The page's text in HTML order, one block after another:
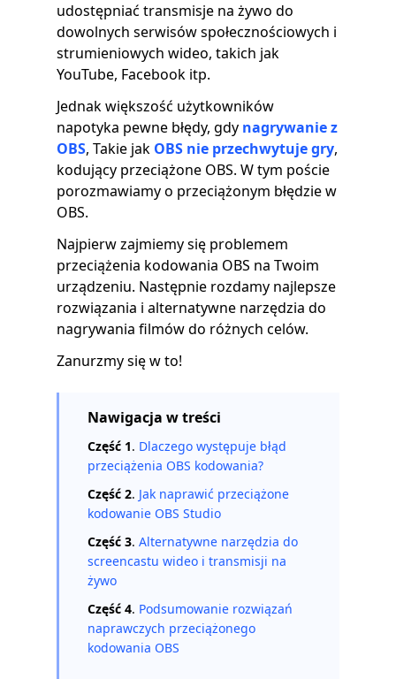
udostępniać transmisje na żywo do
dowolnych serwisów społecznościowych i
strumieniowych wideo, takich jak
YouTube, Facebook itp.
Jednak większość użytkowników
napotyka pewne błędy, gdy nagrywanie z
OBS, Takie jak OBS nie przechwytuje gry,
kodujący przeciążone OBS. W tym poście
porozmawiamy o przeciążonym błędzie w
OBS.
Najpierw zajmiemy się problemem
przeciążenia kodowania OBS na Twoim
urządzeniu. Następnie rozdamy najlepsze
rozwiązania i alternatywne narzędzia do
nagrywania filmów do różnych celów.
Zanurzmy się w to!
Nawigacja w treści
Część 1. Dlaczego występuje błąd
przeciążenia OBS kodowania?
Część 2. Jak naprawić przeciążone
kodowanie OBS Studio
Część 3. Alternatywne narzędzia do
screencastu wideo i transmisji na
żywo
Część 4. Podsumowanie rozwiązań
naprawczych przeciążonego
kodowania OBS